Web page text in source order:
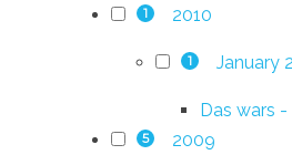
1 2010
1 January
Das wars
5 2009